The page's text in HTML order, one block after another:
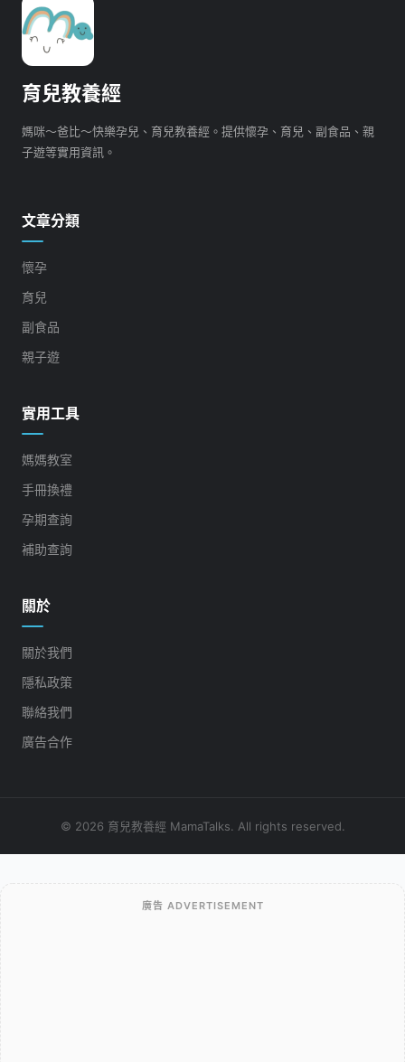
育兒教養經
媽咪～爸比～快樂孕兒、育兒教養經。提供懷孕、育兒、副食品、親
子遊等實用資訊。
文章分類
懷孕
育兒
副食品
親子遊
實用工具
媽媽教室
手冊換禮
孕期查詢
補助查詢
關於
關於我們
隱私政策
聯絡我們
廣告合作
© 2026 育兒教養經 MamaTalks. All rights reserved.
廣告 ADVERTISEMENT